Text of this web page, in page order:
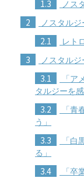
1.3 ノス
2 ノスタル
2.1 レト
3 ノスタル
3.1
「ア
タルジーを感
3.2
「青
う」
3.3
「白
る」
3.4
「卒